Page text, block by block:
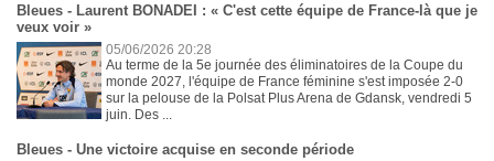
Bleues - Laurent BONADEI : « C'est cette équipe de France-là que je
veux voir »
05/06/2026 20:28
Au terme de la 5e journée des éliminatoires de la Coupe du
monde 2027, l'équipe de France féminine s'est imposée 2-0
sur la pelouse de la Polsat Plus Arena de Gdansk, vendredi 5
juin. Des ...
Bleues - Une victoire acquise en seconde période